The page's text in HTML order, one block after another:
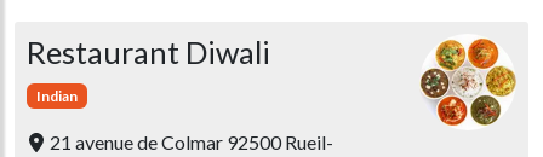
Restaurant Diwali
Indian
21 avenue de Colmar 92500 Rueil-